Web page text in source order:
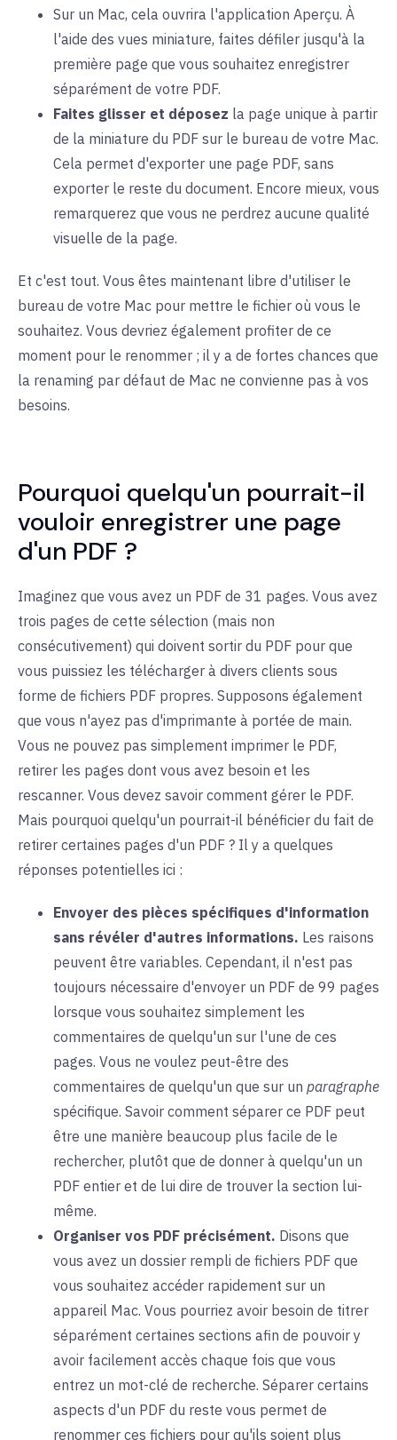
Sur un Mac, cela ouvrira l'application Aperçu. À
l'aide des vues miniature, faites défiler jusqu'à la
première page que vous souhaitez enregistrer
séparément de votre PDF.
Faites glisser et déposez la page unique à partir
de la miniature du PDF sur le bureau de votre Mac.
Cela permet d'exporter une page PDF, sans
exporter le reste du document. Encore mieux, vous
remarquerez que vous ne perdrez aucune qualité
visuelle de la page.
Et c'est tout. Vous êtes maintenant libre d'utiliser le
bureau de votre Mac pour mettre le fichier où vous le
souhaitez. Vous devriez également profiter de ce
moment pour le renommer ; il y a de fortes chances que
la renaming par défaut de Mac ne convienne pas à vos
besoins.
Pourquoi quelqu'un pourrait-il
vouloir enregistrer une page
d'un PDF ?
Imaginez que vous avez un PDF de 31 pages. Vous avez
trois pages de cette sélection (mais non
consécutivement) qui doivent sortir du PDF pour que
vous puissiez les télécharger à divers clients sous
forme de fichiers PDF propres. Supposons également
que vous n'ayez pas d'imprimante à portée de main.
Vous ne pouvez pas simplement imprimer le PDF,
retirer les pages dont vous avez besoin et les
rescanner. Vous devez savoir comment gérer le PDF.
Mais pourquoi quelqu'un pourrait-il bénéficier du fait de
retirer certaines pages d'un PDF ? Il y a quelques
réponses potentielles ici :
Envoyer des pièces spécifiques d'information
sans révéler d'autres informations. Les raisons
peuvent être variables. Cependant, il n'est pas
toujours nécessaire d'envoyer un PDF de 99 pages
lorsque vous souhaitez simplement les
commentaires de quelqu'un sur l'une de ces
pages. Vous ne voulez peut-être des
commentaires de quelqu'un que sur un paragraphe
spécifique. Savoir comment séparer ce PDF peut
être une manière beaucoup plus facile de le
rechercher, plutôt que de donner à quelqu'un un
PDF entier et de lui dire de trouver la section lui-
même.
Organiser vos PDF précisément. Disons que
vous avez un dossier rempli de fichiers PDF que
vous souhaitez accéder rapidement sur un
appareil Mac. Vous pourriez avoir besoin de titrer
séparément certaines sections afin de pouvoir y
avoir facilement accès chaque fois que vous
entrez un mot-clé de recherche. Séparer certains
aspects d'un PDF du reste vous permet de
renommer ces fichiers pour qu'ils soient plus